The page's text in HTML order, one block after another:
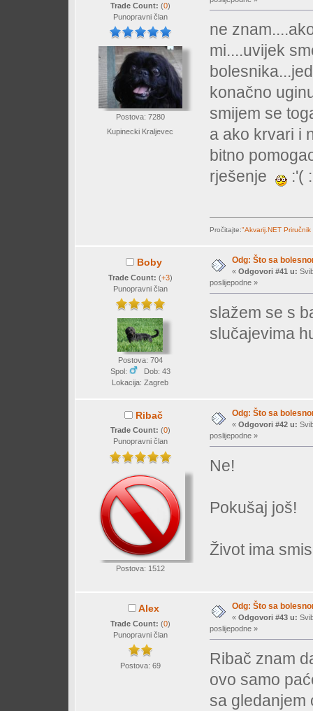
Trade Count: (0)
Punopravni član
Postova: 7280
Kupinecki Kraljevec
ne
mi....uvijek
konačno
smijem se
a ako krvari i
bitno
rješenje
:'(
Pročitajte:"Akvarij.NET
Boby
Trade Count: (+3)
Punopravni član
Postova: 704
Spol:
Dob: 43
Lokacija: Zagreb
Odg: Što sa
« Odgovori #41 u:
poslijepodne »
slažem se s
slučajevima
Ribač
Trade Count: (0)
Punopravni član
Postova: 1512
Odg: Što sa
« Odgovori #42 u:
poslijepodne »
Ne!
Pokušaj još!
Život ima
Alex
Trade Count: (0)
Punopravni član
Postova: 69
Odg: Što sa
« Odgovori #43 u:
poslijepodne »
Ribač znam
ovo samo
sa gledanjem